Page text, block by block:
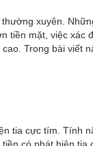
xuyên.
mặt, việc
Trong bài viết
tia cực tím. Tính